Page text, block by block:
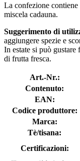
La confezione
miscela cadauna.
Suggerimento di
aggiungere spezie e
In estate si può
di frutta fresca.
Art.-Nr.:
Contenuto:
EAN:
Codice produttore:
Marca:
Tè/tisana:
Certificazioni: